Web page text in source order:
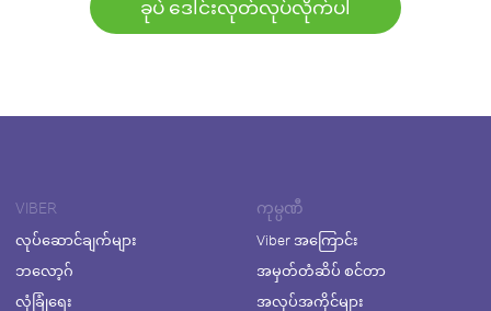
ခုပဲ ဒေါင်းလုတ်လုပ်လိုက်ပါ
VIBER
လုပ်ဆောင်ချက်များ
ဘလော့ဂ်
လုံခြုံရေး
ကုမ္ပဏီ
Viber အကြောင်း
အမှတ်တံဆိပ် စင်တာ
အလုပ်အကိုင်များ